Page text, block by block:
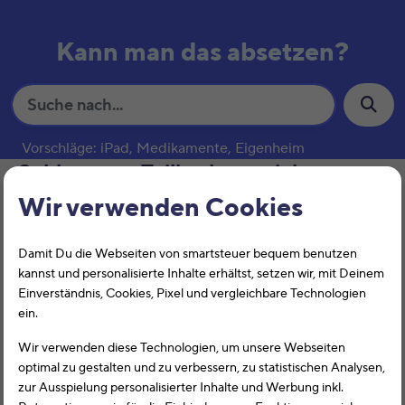
Wir verwenden Cookies
Damit Du die Webseiten von smartsteuer bequem benutzen
kannst und personalisierte Inhalte erhältst, setzen wir, mit Deinem
Einverständnis, Cookies, Pixel und vergleichbare Technologien
ein.
Wir verwenden diese Technologien, um unsere Webseiten
optimal zu gestalten und zu verbessern, zu statistischen Analysen,
zur Ausspielung personalisierter Inhalte und Werbung inkl.
Kann man das absetzen?
S
u
h
Vorschläge: iPad, Medikamente, Eigenheim
Schlagwort:Teilkaskoversicherung
Kasko
Die Kaskoversicherung eines Fahrzeugs ist nur in